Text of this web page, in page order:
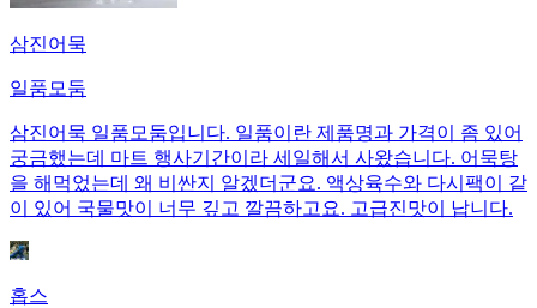
삼진어묵
일품모둠
삼진어묵 일품모둠입니다. 일품이란 제품명과 가격이 좀 있어
궁금했는데 마트 행사기간이라 세일해서 사왔습니다. 어묵탕
을 해먹었는데 왜 비싼지 알겠더군요. 액상육수와 다시팩이 같
이 있어 국물맛이 너무 깊고 깔끔하고요. 고급진맛이 납니다.
홉스